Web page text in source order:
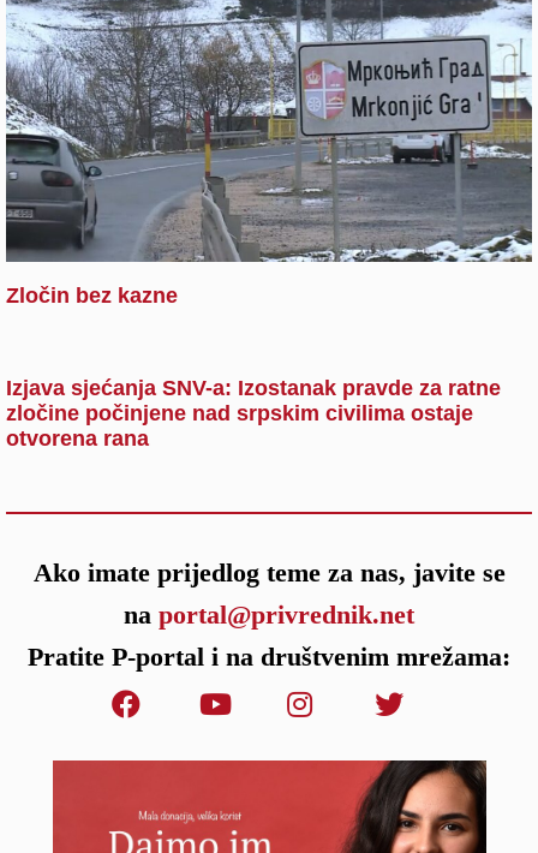
Zločin bez kazne
Izjava sjećanja SNV-a: Izostanak pravde za ratne
zločine počinjene nad srpskim civilima ostaje
otvorena rana
Ako imate prijedlog teme za nas, javite se
na portal@privrednik.net
Pratite P-portal i na društvenim mrežama: